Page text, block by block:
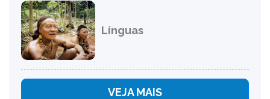
Línguas
VEJA MAIS